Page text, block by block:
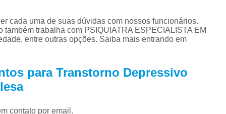
Tratamento para
Tratamento para
Tratamento para
cada uma de suas dúvidas com nossos funcionários.
trabalha com PSIQUIATRA ESPECIALISTA EM
entre outras opções. Saiba mais entrando em
para Transtorno Depressivo
contato por email.